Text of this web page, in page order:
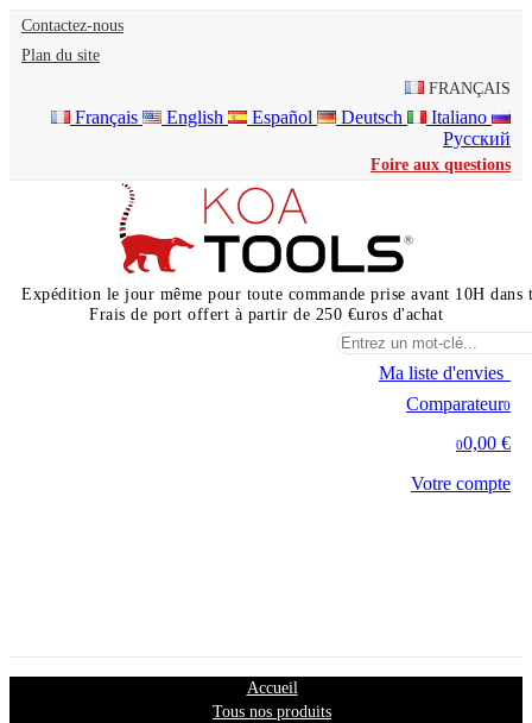
Contactez-nous
Plan du site
FRANÇAIS
Français English Español Deutsch
Italiano
Русский
Foire aux questions
Expédition le jour même pour toute commande prise avant 10H dans
Frais de port offert à partir de 250 €uros d'achat
Ma liste d'envies
Comparateur0
00,00 €
Votre compte
Accueil
Tous nos produits